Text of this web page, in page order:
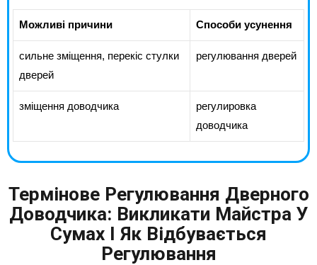
Можливі причини Способи усунення
сильне зміщення, перекіс стулки
дверей
регулювання дверей
зміщення доводчика
регулировка
доводчика
Термінове Регулювання Дверного
Доводчика: Викликати Майстра У
Сумах І Як Відбувається
Регулювання